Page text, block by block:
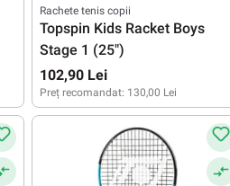
Evaluarea medie de 5 din 5 stele
Rachete tenis copii
Topspin Kids Racket Boys
Stage 1 (25")
102,90 Lei
Preț recomandat: 130,00 Lei